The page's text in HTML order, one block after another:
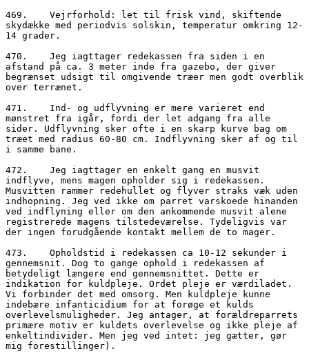
469.	Vejrforhold: let til frisk vind, skiftende
skydække med periodvis solskin, temperatur omkring 12-
14 grader.
470.	Jeg iagttager redekassen fra siden i en
afstand på ca. 3 meter inde fra gazebo, der giver
begrænset udsigt til omgivende træer men godt overblik
over terrænet.
471.	Ind- og udflyvning er mere varieret end
mønstret fra igår, fordi der let adgang fra alle
sider. Udflyvning sker ofte i en skarp kurve bag om
træet med radius 60-80 cm. Indflyvning sker af og til
i samme bane.
472.	Jeg iagttager en enkelt gang en musvit
indflyve, mens magen opholder sig i redekassen.
Musvitten rammer redehullet og flyver straks væk uden
indhopning. Jeg ved ikke om parret varskoede hinanden
ved indflyning eller om den ankommende musvit alene
registrerede magens tilstedeværelse. Tydeligvis var
der ingen forudgående kontakt mellem de to mager.
473.	Opholdstid i redekassen ca 10-12 sekunder i
gennemsnit. Dog to gange ophold i redekassen af
betydeligt længere end gennemsnittet. Dette er
indikation for kuldpleje. Ordet pleje er værdiladet.
Vi forbinder det med omsorg. Men kuldpleje kunne
indebære infanticidium for at forøge et kulds
overlevelsmuligheder. Jeg antager, at forældreparrets
primære motiv er kuldets overlevelse og ikke pleje af
enkeltindivider. Men jeg ved intet: jeg gætter, gør
mig forestillinger).